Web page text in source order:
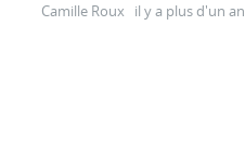
Camille Roux il y a plus d'un an